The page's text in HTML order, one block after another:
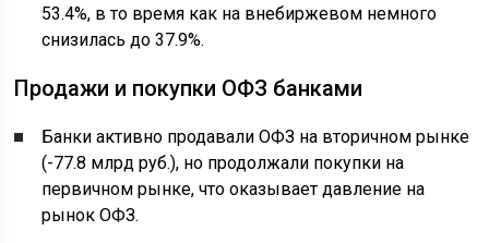
53.4%, в то время как на внебиржевом немного
снизилась до 37.9%.
Продажи и покупки ОФЗ банками
Банки активно продавали ОФЗ на вторичном рынке
(-77.8 млрд руб.), но продолжали покупки на
первичном рынке, что оказывает давление на
рынок ОФЗ.